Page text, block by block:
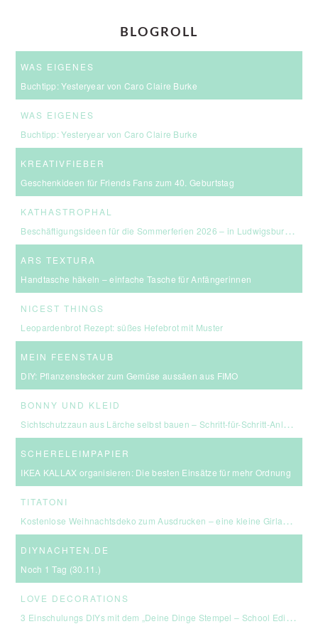
BLOGROLL
WAS EIGENES
Buchtipp: Yesteryear von Caro Claire Burke
WAS EIGENES
Buchtipp: Yesteryear von Caro Claire Burke
KREATIVFIEBER
Geschenkideen für Friends Fans zum 40. Geburtstag
KATHASTROPHAL
Beschäftigungsideen für die Sommerferien 2026 – in Ludwigsburg, Stuttgart & Umgebung
ARS TEXTURA
Handtasche häkeln – einfache Tasche für Anfängerinnen
NICEST THINGS
Leopardenbrot Rezept: süßes Hefebrot mit Muster
MEIN FEENSTAUB
DIY: Pflanzenstecker zum Gemüse aussäen aus FIMO
BONNY UND KLEID
Sichtschutzzaun aus Lärche selbst bauen – Schritt-für-Schritt-Anleitung & Kosten
SCHERELEIMPAPIER
IKEA KALLAX organisieren: Die besten Einsätze für mehr Ordnung
TITATONI
Kostenlose Weihnachtsdeko zum Ausdrucken – eine kleine Girlande für euer Zuhause ☆
DIYNACHTEN.DE
Noch 1 Tag (30.11.)
LOVE DECORATIONS
3 Einschulungs DIYs mit dem „Deine Dinge Stempel – School Edition“ #BackToSchool + Gewinnspiel